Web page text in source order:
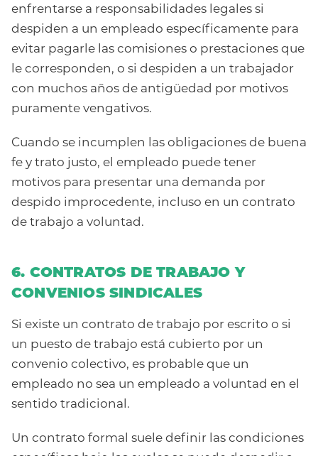
enfrentarse a responsabilidades legales si
despiden a un empleado específicamente para
evitar pagarle las comisiones o prestaciones que
le corresponden, o si despiden a un trabajador
con muchos años de antigüedad por motivos
puramente vengativos.
Cuando se incumplen las obligaciones de buena
fe y trato justo, el empleado puede tener
motivos para presentar una demanda por
despido improcedente, incluso en un contrato
de trabajo a voluntad.
6. CONTRATOS DE TRABAJO Y
CONVENIOS SINDICALES
Si existe un contrato de trabajo por escrito o si
un puesto de trabajo está cubierto por un
convenio colectivo, es probable que un
empleado no sea un empleado a voluntad en el
sentido tradicional.
Un contrato formal suele definir las condiciones